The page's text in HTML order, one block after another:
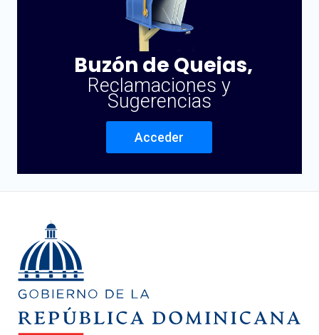
Buzón de Quejas,
Reclamaciones y
Sugerencias
Acceder